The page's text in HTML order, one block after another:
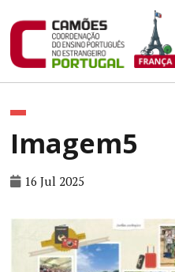
Imagem5
16 Jul 2025